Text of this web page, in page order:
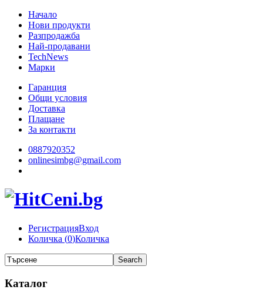
Начало
Нови продукти
Разпродажба
Най-продавани
TechNews
Марки
Гаранция
Общи условия
Доставка
Плащане
За контакти
0887920352
onlinesimbg@gmail.com
РегистрацияВход
Количка (0)Количка
Каталог